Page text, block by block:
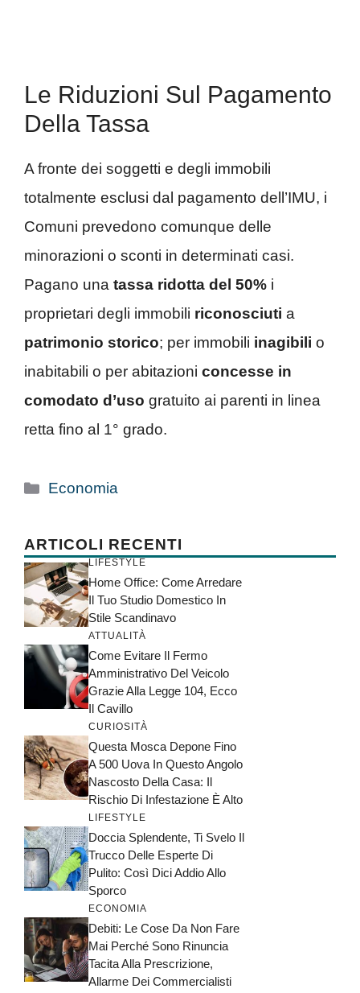
Le Riduzioni Sul Pagamento
Della Tassa
A fronte dei soggetti e degli immobili
totalmente esclusi dal pagamento dell’IMU, i
Comuni prevedono comunque delle
minorazioni o sconti in determinati casi.
Pagano una tassa ridotta del 50% i
proprietari degli immobili riconosciuti a
patrimonio storico; per immobili inagibili o
inabitabili o per abitazioni concesse in
comodato d’uso gratuito ai parenti in linea
retta fino al 1° grado.
Categorie
Economia
ARTICOLI RECENTI
LIFESTYLE
Home Office: Come Arredare
Il Tuo Studio Domestico In
Stile Scandinavo
ATTUALITÀ
Come Evitare Il Fermo
Amministrativo Del Veicolo
Grazie Alla Legge 104, Ecco
Il Cavillo
CURIOSITÀ
Questa Mosca Depone Fino
A 500 Uova In Questo Angolo
Nascosto Della Casa: Il
Rischio Di Infestazione È Alto
LIFESTYLE
Doccia Splendente, Ti Svelo Il
Trucco Delle Esperte Di
Pulito: Così Dici Addio Allo
Sporco
ECONOMIA
Debiti: Le Cose Da Non Fare
Mai Perché Sono Rinuncia
Tacita Alla Prescrizione,
Allarme Dei Commercialisti